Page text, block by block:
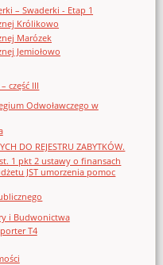
– Swaderki - Etap 1
Królikowo
Marózek
Jemiołowo
część III
Odwoławczego w
DO REJESTRU ZABYTKÓW.
1 pkt 2 ustawy o finansach
JST umorzenia pomoc
i Budwonictwa
T4